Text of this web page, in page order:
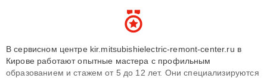
В сервисном центре kir.mitsubishielectric-remont-center.ru в
Кирове работают опытные мастера с профильным
образованием и стажем от 5 до 12 лет. Они специализируются